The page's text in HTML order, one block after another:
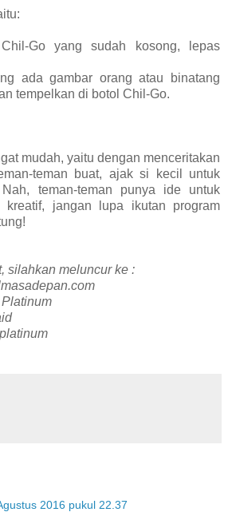
Go yang sudah kosong, lepas
ada gambar orang atau binatang
tempelkan di botol Chil-Go.
mudah, yaitu dengan menceritakan
teman buat, ajak si kecil untuk
teman-teman punya ide untuk
kreatif, jangan lupa ikutan program
silahkan meluncur ke :
2016 pukul 22.37